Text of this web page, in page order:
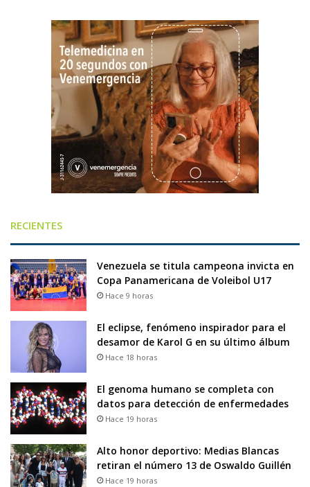
RECIENTES
Venezuela se titula campeona invicta en
Copa Panamericana de Voleibol U17
Hace 9 horas
El eclipse, fenómeno inspirador para el
desamor de Karol G en su último álbum
Hace 18 horas
El genoma humano se completa con
datos para detección de enfermedades
Hace 19 horas
Alto honor deportivo: Medias Blancas
retiran el número 13 de Oswaldo Guillén
Hace 19 horas